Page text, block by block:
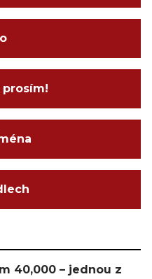
40,000 – jednou z